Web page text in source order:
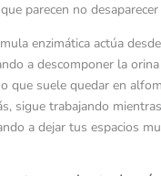
parecen no desaparecer
enzimática actúa
a descomponer la
que suele quedar en
sigue trabajando
a dejar tus espacios